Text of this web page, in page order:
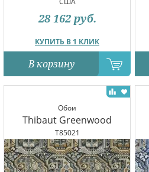
КУПИТЬ В 1 КЛИК
28 162 руб.
В корзину
Обои
Thibaut Greenwood
T85021